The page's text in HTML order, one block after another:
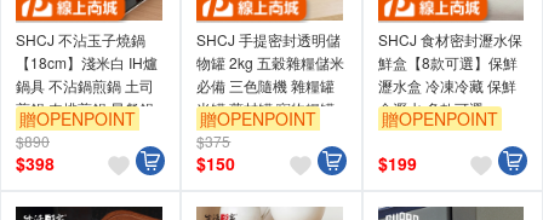
SHCJ 不沾玉子燒鍋
【18cm】淺米白 IH爐
鍋具 不沾鍋煎鍋 土司
煎鍋 肉排煎鍋 早餐鍋
贈OPENPOINT
訂單滿999享9折
$890
$398
SHCJ 手提密封透明儲
物罐 2kg 五穀雜糧儲米
必備 三色隨機 雜糧罐
米罐 藥材罐 寵物糧罐
贈OPENPOINT
訂單滿999享9折
$375
$150
SHCJ 食材密封瀝水保
鮮盒【8款可選】保鮮
瀝水盒 冷凍冷藏 保鮮
盒瀝水 多款可選
贈OPENPOINT
訂單滿999享9折
$199